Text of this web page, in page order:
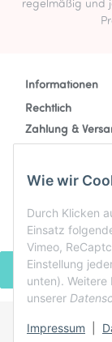
Wie wir
Durch Klicken
Einsatz
Vimeo,
Einstellung
unten). Weitere
unserer
Impressum
regelmäßig und
Informationen
Rechtlich
Zahlung &
* Alle